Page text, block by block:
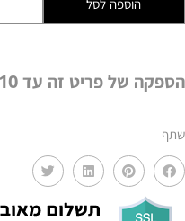
הוספה לסל
הספקה של פריט זה עד 10 ימי עבודה
שתף